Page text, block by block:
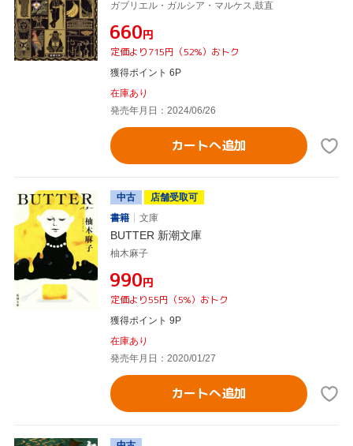
ガブリエル・ガルシア・マルケス,鼓直
¥660円
定価より715円（52%）おトク
獲得ポイント 6P
在庫あり
発売年月日：2024/06/26
カートへ追加
中古
店舗受取可
書籍
文庫
BUTTER 新潮文庫
柚木麻子
¥990円
定価より55円（5%）おトク
獲得ポイント 9P
在庫あり
発売年月日：2020/01/27
カートへ追加